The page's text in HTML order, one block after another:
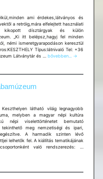
ami érdekes,látványos és
a retróig,mára elfelejtett használati
kikopott dísztárgyak és külön
„Ki itt belépsz,hagyj fel minden
némi ismeretgyarapodáson keresztül
Típus:látnivaló Tel: +36
Látványtár és … Nosztalgia
és
bővebben...
→
látható világ legnagyobb
melyben a magyar népi kultúra
népi viselettörténetet bemutató
meg nemzetiségi és ipari,
A harmadik szinten lévő
lelhetők fel. A kiállítás tematikájának
való rendszerezés: …